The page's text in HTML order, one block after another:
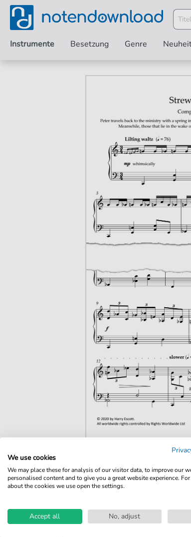
Instrumente Besetzung Genre
Produktnummer:
Instrumente:
We use cookies
We may place these for analysis of our visitor data, to improve our
personalised content and to give you a great website experience.
about the cookies we use open the settings.
Accept all No, adjust